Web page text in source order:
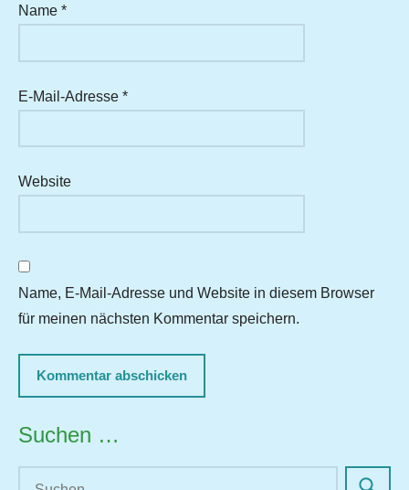
Name *
E-Mail-Adresse *
Website
Name, E-Mail-Adresse und Website in diesem Browser
für meinen nächsten Kommentar speichern.
Suchen …